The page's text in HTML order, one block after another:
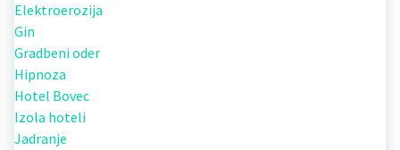
Elektroerozija
Gin
Gradbeni oder
Hipnoza
Hotel Bovec
Izola hoteli
Jadranje